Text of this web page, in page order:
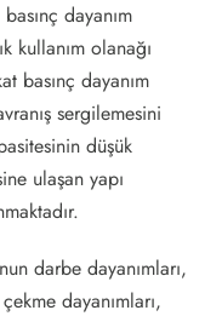
dayanım
kullanım olanağı
basınç dayanım
sergilemesini
düşük
ulaşan yapı
darbe dayanımları,
dayanımları,